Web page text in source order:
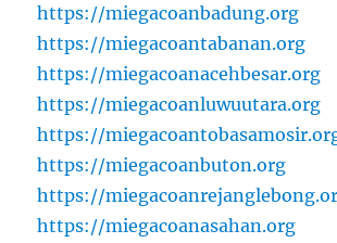
https://miegacoanbadung.org
https://miegacoantabanan.org
https://miegacoanacehbesar.org
https://miegacoanluwuutara.org
https://
https://miegacoanbuton.org
https://
https://miegacoanasahan.org